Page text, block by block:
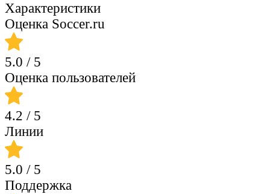
Характеристики
Оценка Soccer.ru
5.0 / 5
Оценка пользователей
4.2 / 5
Линии
5.0 / 5
Поддержка